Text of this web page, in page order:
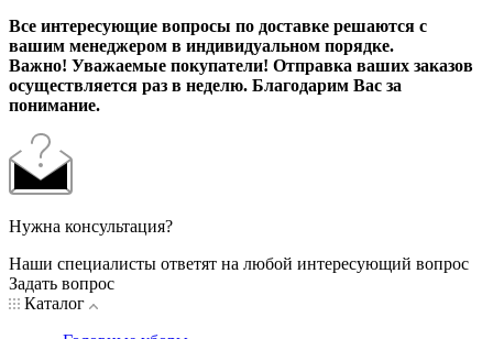
Все интересующие вопросы по доставке решаются с
вашим менеджером в индивидуальном порядке.
Важно! Уважаемые покупатели! Отправка ваших заказов
осуществляется раз в неделю. Благодарим Вас за
понимание.
Нужна консультация?
Наши специалисты ответят на любой интересующий вопрос
Задать вопрос
Каталог